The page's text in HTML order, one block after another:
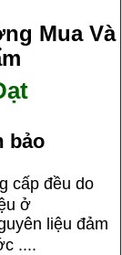
Mua Và
bảo
cấp đều do
ở
liệu đảm
....